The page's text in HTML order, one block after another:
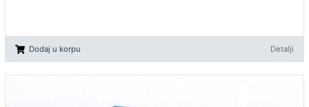
Dodaj u korpu Detalji